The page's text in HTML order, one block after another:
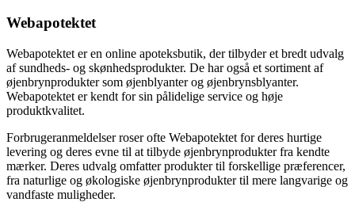
Webapotektet
Webapotektet er en online apoteksbutik, der tilbyder et bredt udvalg
af sundheds- og skønhedsprodukter. De har også et sortiment af
øjenbrynprodukter som øjenblyanter og øjenbrynsblyanter.
Webapotektet er kendt for sin pålidelige service og høje
produktkvalitet.
Forbrugeranmeldelser roser ofte Webapotektet for deres hurtige
levering og deres evne til at tilbyde øjenbrynprodukter fra kendte
mærker. Deres udvalg omfatter produkter til forskellige præferencer,
fra naturlige og økologiske øjenbrynprodukter til mere langvarige og
vandfaste muligheder.